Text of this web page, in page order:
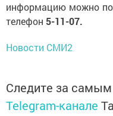
информацию можно
телефон 5-11-07.
Новости СМИ2
Следите за
Telegram-канале